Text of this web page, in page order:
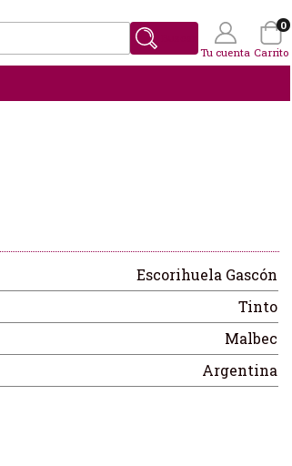
Tu cuenta Carrito
0
Escorihuela Gascón
Tinto
Malbec
Argentina